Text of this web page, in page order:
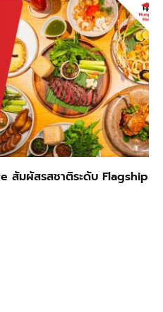
สัมผัสรสชาติระดับ Flagship